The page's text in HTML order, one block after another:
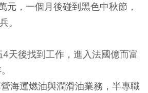
元，一個月後碰到黑色中秋節，
。
天後找到工作，進入法國億而富
海運燃油與潤滑油業務，半專職